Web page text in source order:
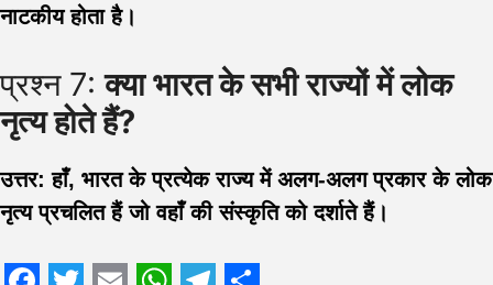
नाटकीय होता है।
प्रश्न 7:क्या भारत के सभी राज्यों में लोक
नृत्य होते हैं?
उत्तर: हाँ, भारत के प्रत्येक राज्य में अलग-अलग प्रकार के लोक
नृत्य प्रचलित हैं जो वहाँ की संस्कृति को दर्शाते हैं।